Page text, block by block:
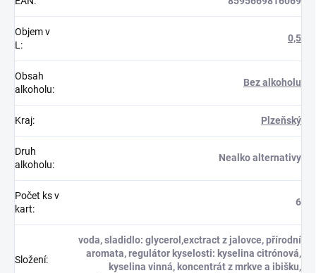
Objem v
L :
0,5
Obsah
alkoholu:
Bez alkoholu
Kraj: Plzeňský
Druh
alkoholu:
Nealko alternativy
Počet ks v
kart:
6
Složení:
voda, sladidlo: glycerol,exctract z jalovce, přírodní
aromata, regulátor kyselosti: kyselina citrónová,
kyselina vinná, koncentrát z mrkve a ibišku,